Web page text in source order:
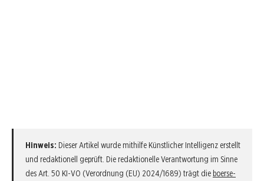
Hinweis: Dieser Artikel wurde mithilfe Künstlicher Intelligenz erstellt
und redaktionell geprüft. Die redaktionelle Verantwortung im Sinne
des Art. 50 KI-VO (Verordnung (EU) 2024/1689) trägt die boerse-